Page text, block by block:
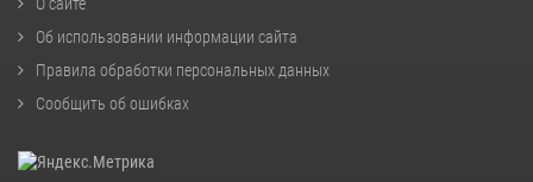
Об использовании информации сайта
Правила обработки персональных данных
Сообщить об ошибках